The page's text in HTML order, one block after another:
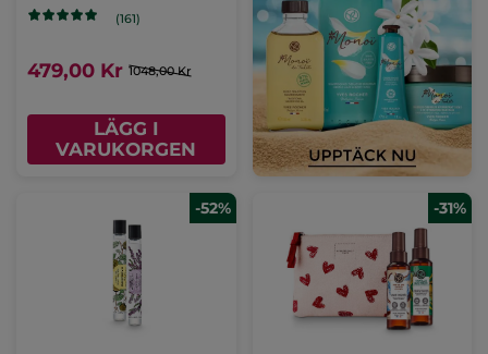
(161)
479,00 Kr 1048,00 Kr
LÄGG I
VARUKORGEN
-52% -31%